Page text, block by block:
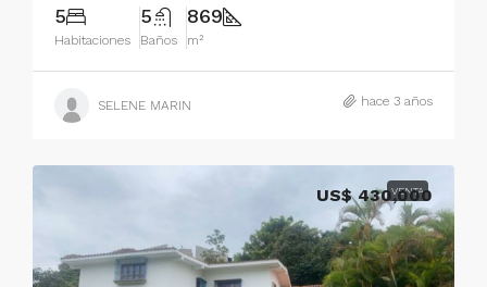
5
Habitaciones
5
Baños
869
m²
SELENE MARIN hace 3 años
VENTA
US$ 430,000